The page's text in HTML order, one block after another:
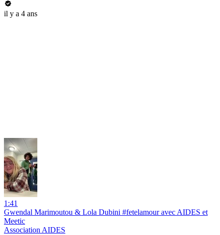
il y a 4 ans
1:41
Gwendal Marimoutou & Lola Dubini #fetelamour avec AIDES et
Meetic
Association AIDES